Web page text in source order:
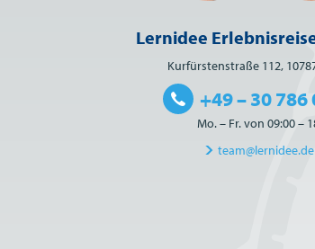
Lernidee
Kurfürstenstraße 112,
+49 – 30 786
Mo. – Fr. von 09:00 –
team@lernidee.de